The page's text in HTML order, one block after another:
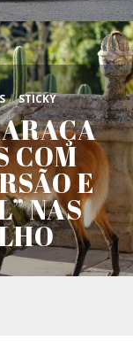
/ STICKY
COM
E
NAS